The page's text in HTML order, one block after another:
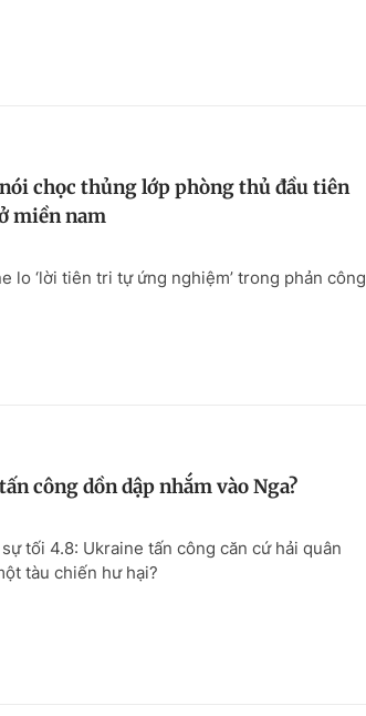
chọc thủng lớp phòng thủ đầu tiên
miền nam
lo ‘lời tiên tri tự ứng nghiệm’ trong phản công
công dồn dập nhắm vào Nga?
tối 4.8: Ukraine tấn công căn cứ hải quân
tàu chiến hư hại?